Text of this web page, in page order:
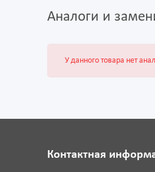
Аналоги и
У данного товара нет
Контактная